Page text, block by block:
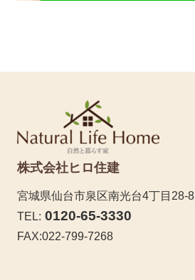
株式会社ヒロ住建
宮城県仙台市泉区南光台4丁目28-8
TEL: 0120-65-3330
FAX:022-799-7268